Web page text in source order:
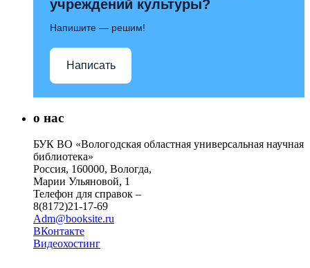
учреждений культуры?
Напишите — решим!
Написать
о нас
БУК ВО «Вологодская областная универсальная научная
библиотека»
Россия, 160000, Вологда,
Марии Ульяновой, 1
Телефон для справок –
8(8172)21-17-69
Adm@booksite.ru
ВКонтакте
Видеохостинг